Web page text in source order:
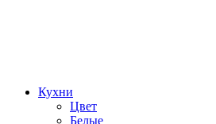
Кухни
Цвет
Белые